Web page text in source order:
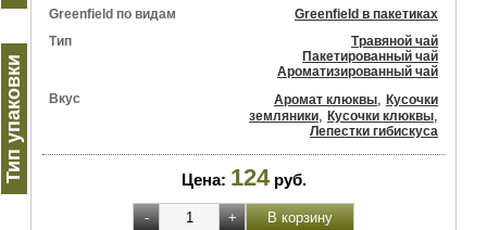
Тип упаковки
Greenfield по видам
Greenfield в пакетиках
Тип
Травяной чай
Пакетированный чай
Ароматизированный чай
Вкус
Аромат клюквы, Кусочки
земляники, Кусочки клюквы,
Лепестки гибискуса
Цена: 124 руб.